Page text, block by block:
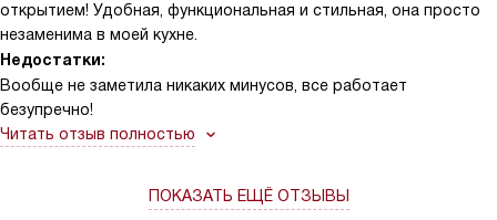
открытием! Удобная, функциональная и стильная, она просто
незаменима в моей кухне.
Недостатки:
Вообще не заметила никаких минусов, все работает
безупречно!
Читать отзыв полностью
ПОКАЗАТЬ ЕЩЁ ОТЗЫВЫ